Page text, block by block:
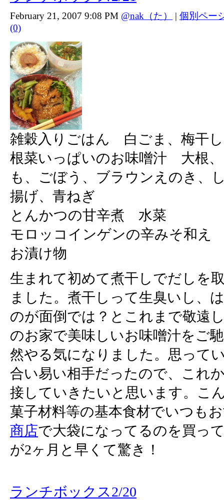
February 21, 2007 9:08 PM @nak（た） | 個別ペー
(0)
雑穀入りごはん 白ごま、梅干し
根菜いっぱいのお味噌汁 大根
も、ごぼう、ブラウンえのき、
揚げ、青ねぎ
とんかつの甘辛煮 水菜
モロッコインゲンの辛みそ和え
お漬け物
生まれて初めて煮干しでだしを
ました。煮干しって生臭いし、
のが面倒では？とこれまで敬遠
のお家で美味しいお味噌汁をご
然やる気になりました。思って
合い易い相手だったので、これ
接していきたいと思います。こ
菓子材料等の基本食材でいつも
商店で大袋になってるのを買っ
が2ヶ月と早くて驚き！
ランチボックス2/20